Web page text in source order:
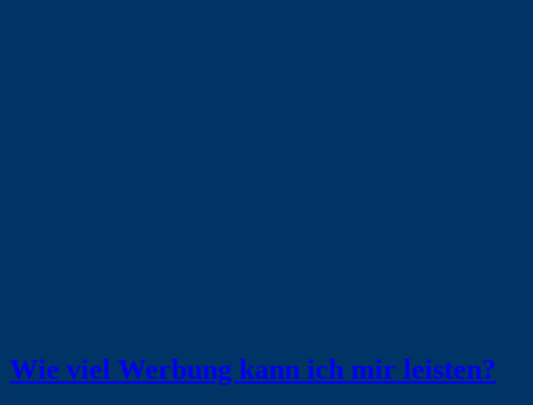
Wie viel Werbung kann ich mir leisten?